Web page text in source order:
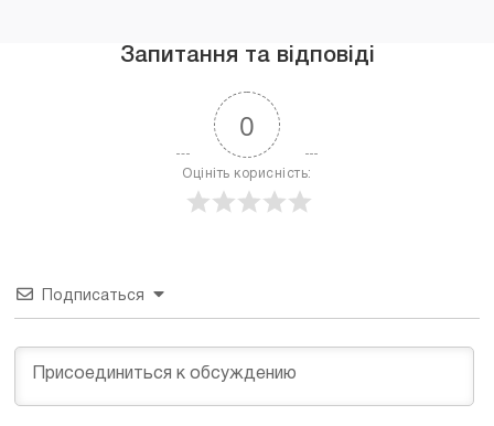
Запитання та відповіді
0
Оцініть корисність:
Подписаться